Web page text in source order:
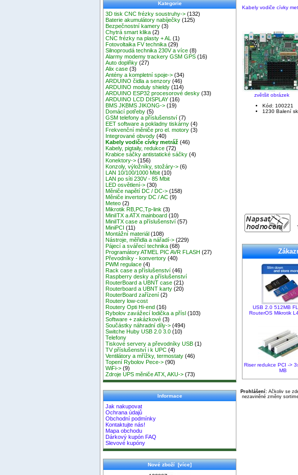
Kategorie
3D tisk CNC frézky soustruhy-> (132)
Baterie akumulátory nabíječky (125)
Bezpečnostní kamery (3)
Chytrá smart klika (2)
CNC frézky na plasty + AL
(1)
Fotovoltaika FV technika (29)
Silnoproudá technika 230V a více (8)
Alarmy modemy trackery GSM GPS (16)
Auto doplňky (27)
Alix case (3)
Antény a kompletní spoje-> (34)
ARDUINO čidla a senzory (46)
ARDUINO moduly shieldy (114)
ARDUINO ESP32 procesorové desky (33)
ARDUINO LCD DISPLAY (16)
BMS JKBMS JIKONG-> (19)
Domácí potřeby (5)
GSM telefony a příslušenství (7)
EET software a pokladny tiskárny (4)
Frekvenční měniče pro el. motory (3)
Integrované obvody (40)
Kabely vodiče cívky metráž (46)
Kabely, pigtaily, redukce (72)
Krabice sáčky antistatické sáčky (4)
Konektory-> (156)
Konzoly, výložníky, stožáry-> (6)
LAN 10/100/1000 Mbit (10)
LAN po síti 230V - 85 Mbit
LED osvětlení-> (30)
Měniče napětí DC / DC-> (158)
Měniče invertory DC / AC (9)
Meteo (2)
Mikrotik RB,PC,Tp-link (3)
MiniITX a ATX mainboard (10)
MiniITX case a příslušenství (57)
MiniPCI (11)
Montážní materiál (108)
Nástroje, měřidla a nářadí-> (229)
Pájecí a svářecí technika (68)
Programátory ATMEL PIC AVR FLASH (27)
Převodníky - konvertory (40)
PWM regulace (4)
Rack case a příslušenství (46)
Raspberry desky a příslušenství
RouterBoard a UBNT case (21)
Routerboard a UBNT karty (20)
RouterBoard zařízení (2)
Routery low-cost
Routery Opti Hi-end (16)
Rybolov zavážecí lodička a přísl (103)
Software + zakázkové (3)
Součástky náhradní díly-> (494)
Switche Huby USB 2.0 3.0 (10)
Telefony
Tiskové servery a převodníky USB (1)
TV příslušenství i k UPC (4)
Ventilátory a mřížky, termostaty (46)
Topení Rybolov Pece-> (90)
WiFi-> (9)
Zdroje UPS měniče ATX, AKU-> (73)
Informace
Jak nakupovat
Ochrana údajů
Obchodní podmínky
Kontaktujte nás!
Mapa obchodu
Dárkový kupón FAQ
Slevové kupóny
Nové zboží [více]
Kabely vodiče cívky
zvětšit obrázek
Kód: 100221
1230 Balení
USB 2.0 512MB
RouterOS Mikrotik
Riser redukce PCI ->
MB
Prohlášení:Ačkoliv se
nezaviněné změny